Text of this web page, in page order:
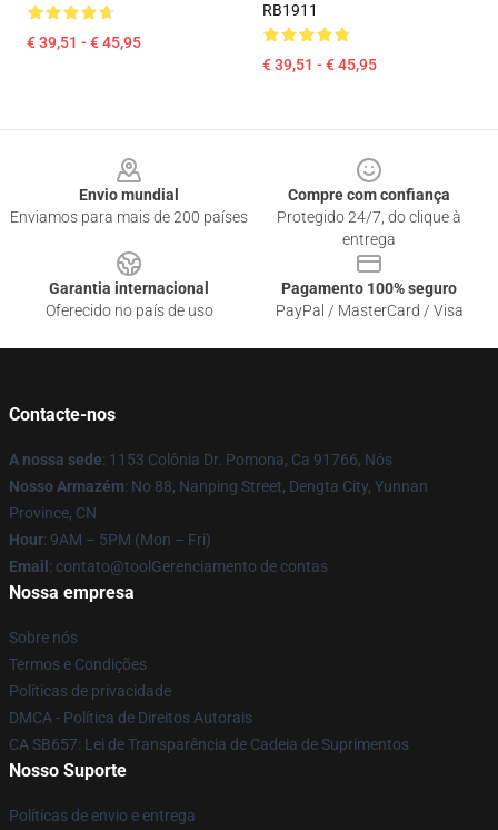
€ 39,51 - € 45,95
RB1911
€ 39,51 - € 45,95
Envio mundial
Enviamos para mais de 200 países
Compre com confiança
Protegido 24/7, do clique à
entrega
Garantia internacional
Oferecido no país de uso
Pagamento 100% seguro
PayPal / MasterCard / Visa
Contacte-nos
A nossa sede: 1153 Colônia Dr. Pomona, Ca 91766, Nós
Nosso Armazém: No 88, Nanping Street, Dengta City, Yunnan
Province, CN
Hour: 9AM – 5PM (Mon – Fri)
Email : contato@toolGerenciamento de contas
Nossa empresa
Sobre nós
Termos e Condições
Políticas de privacidade
DMCA - Política de Direitos Autorais
CA SB657: Lei de Transparência de Cadeia de Suprimentos
Nosso Suporte
Políticas de envio e entrega